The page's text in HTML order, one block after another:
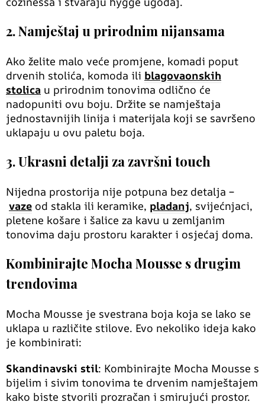
2. Namještaj u prirodnim nijansama
Ako želite malo veće promjene, komadi poput
drvenih stolića, komoda ili blagovaonskih
stolica u prirodnim tonovima odlično će
nadopuniti ovu boju. Držite se namještaja
jednostavnijih linija i materijala koji se savršeno
uklapaju u ovu paletu boja.
3. Ukrasni detalji za završni touch
Nijedna prostorija nije potpuna bez detalja –
vaze od stakla ili keramike, pladanj, svijećnjaci,
pletene košare i šalice za kavu u zemljanim
tonovima daju prostoru karakter i osjećaj doma.
Kombinirajte Mocha Mousse s drugim
trendovima
Mocha Mousse je svestrana boja koja se lako se
uklapa u različite stilove. Evo nekoliko ideja kako
je kombinirati:
Skandinavski stil: Kombinirajte Mocha Mousse s
bijelim i sivim tonovima te drvenim namještajem
kako biste stvorili prozračan i smirujući prostor.